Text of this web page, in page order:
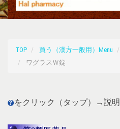
TOP 買う（漢方一般用）Menu
ワグラスＷ錠
をクリック（タップ）→説